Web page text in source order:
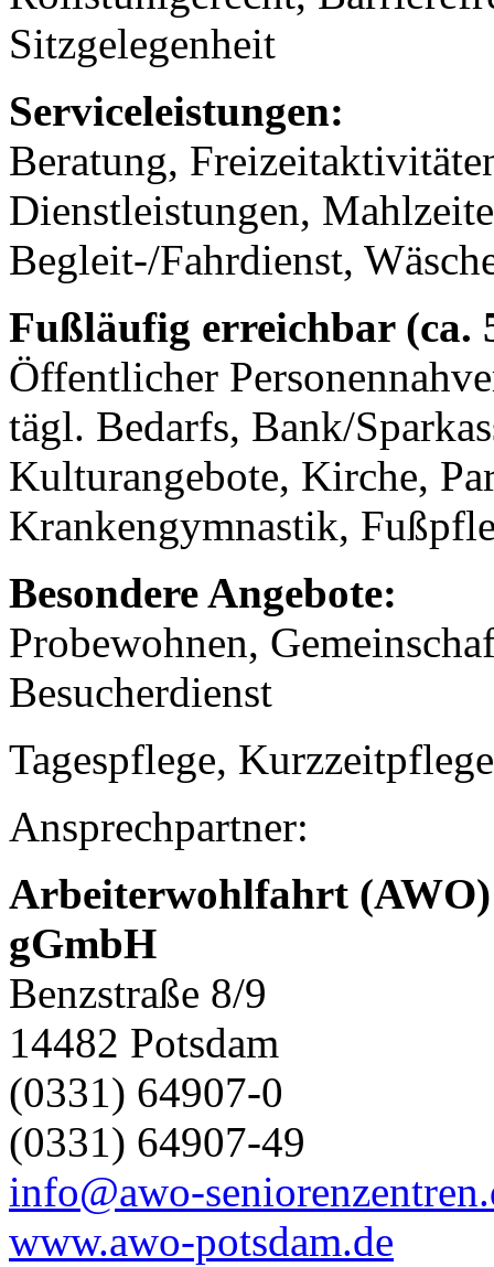
Sitzgelegenheit
Serviceleistungen:
Beratung,
Dienstleistungen,
Begleit-/Fahrdienst,
Fußläufig erreichbar (ca.
Öffentlicher
tägl. Bedarfs, Bank/
Kulturangebote, Kirche,
Krankengymnastik,
Besondere Angebote:
Probewohnen,
Besucherdienst
Tagespflege, Kurzzeitpflege
Ansprechpartner:
Arbeiterwohlfahrt
gGmbH
Benzstraße 8/9
14482 Potsdam
(0331) 64907-0
(0331) 64907-49
info@awo-
www.awo-potsdam.de